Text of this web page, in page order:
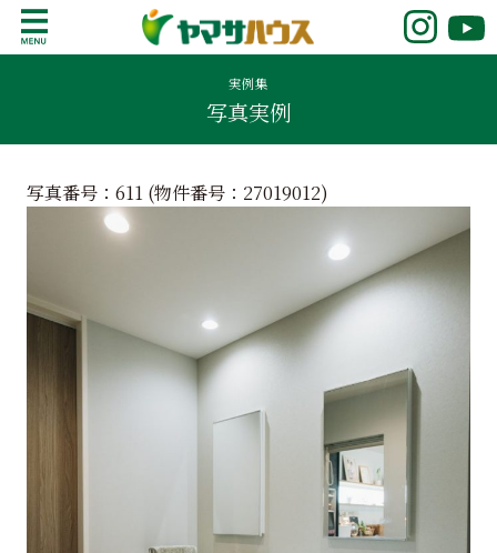
o
鹿児島で注文住宅ならヤマサハウス
新築の注文住宅や建売モデルハウスをお探し
の方はこちら。鹿児島県内で11年連続ナンバ
ーワンの実績を誇る、絆の家でおなじみの
ヤマサハウス。展示場情報や家づくりのこだ
実例集
写真実例
写真番号：611 (物件番号： 27019012)